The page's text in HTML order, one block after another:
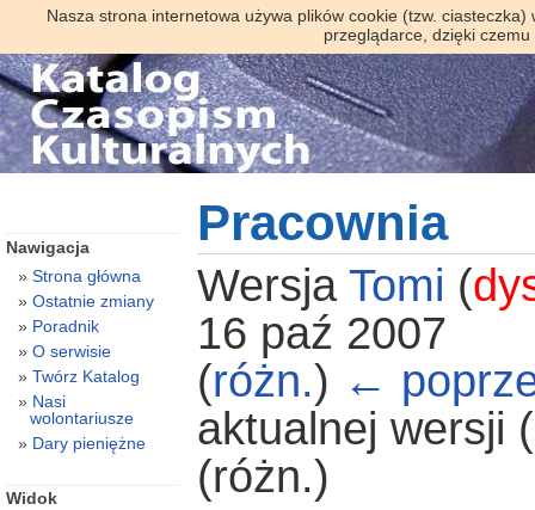
Nasza strona internetowa używa plików cookie (tzw.
przeglądarce, dzięki
Pracownia
Wersja Tomi (
16 paź 2007
(różn.) ←
aktualnej wersji
(różn.)
Nawigacja
Strona główna
Ostatnie zmiany
Poradnik
O serwisie
Twórz Katalog
Nasi
wolontariusze
Dary pieniężne
Widok